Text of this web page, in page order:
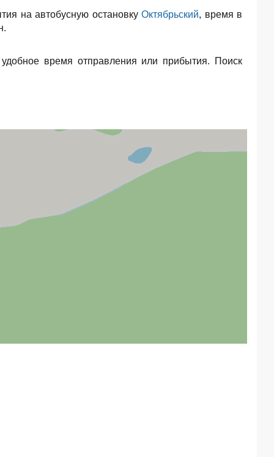
на автобусную остановкуОктябрьский, время в
время отправления или прибытия. Поиск